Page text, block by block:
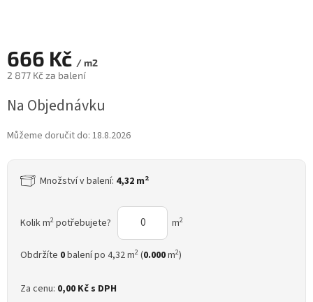
666 Kč / m2
2 877 Kč za balení
cena:
Na Objednávku
Můžeme doručit do: 18.8.2026
Množství v balení: 4,32 m2
Kolik m2 potřebujete? m2
Obdržíte 0balení po 4,32 m2 (0.000m2)
Za cenu: 0,00 Kčs DPH